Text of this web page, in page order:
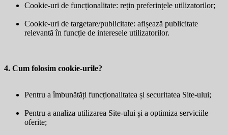
Cookie-uri de funcționalitate: rețin preferințele utilizatorilor;
Cookie-uri de targetare/publicitate: afișează publicitate
relevantă în funcție de interesele utilizatorilor.
4. Cum folosim cookie-urile?
Pentru a îmbunătăți funcționalitatea și securitatea Site-ului;
Pentru a analiza utilizarea Site-ului și a optimiza serviciile
oferite;